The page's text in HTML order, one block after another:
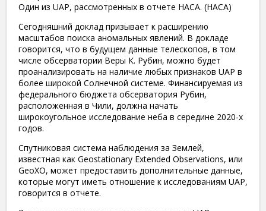
Один из UAP, рассмотренных в отчете НАСА. (НАСА)
Сегодняшний доклад призывает к расширению
масштабов поиска аномальных явлений. В докладе
говорится, что в будущем данные телескопов, в том
числе обсерватории Веры К. Рубин, можно будет
проанализировать на наличие любых признаков UAP в
более широкой Солнечной системе. Финансируемая из
федерального бюджета обсерватория Рубин,
расположенная в Чили, должна начать
широкоугольное исследование неба в середине 2020-х
годов.
Спутниковая система наблюдения за Землей,
известная как Geostationary Extended Observations, или
GeoXO, может предоставить дополнительные данные,
которые могут иметь отношение к исследованиям UAP,
говорится в отчете.